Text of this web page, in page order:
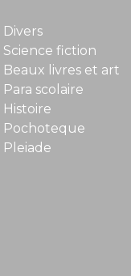
Divers
Science fiction
Beaux livres et art
Para scolaire
Histoire
Pochoteque
Pleiade